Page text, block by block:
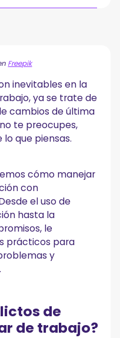
de horarios de
de programación
con estimaciones
para monitorear la
los cronogramas
su equipo
de horarios
programación cuando
programación cuando
Freepik
inevitables en la
ya se trate de
cambios de última
te preocupes,
que piensas.
cómo manejar
con
el uso de
hasta la
le
prácticos para
y
de
de trabajo?